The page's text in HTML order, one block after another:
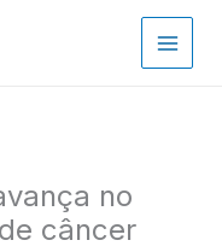
no
câncer